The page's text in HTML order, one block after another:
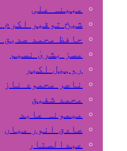
مبینہ علی
شیخ توقیر اکرم
حافظ محمد صدیق
مسز بشریٰ نسیم
روہیل اکبر
ناصر محمود ناز
محمد شفیق
میمونہ عابد
صادق انور میاں
عبدالستار